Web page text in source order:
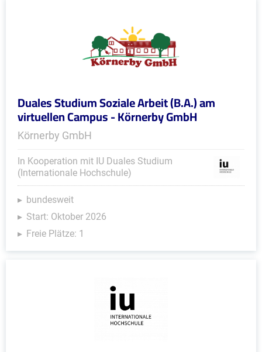
Duales Studium Soziale Arbeit (B.A.) am
virtuellen Campus - Körnerby GmbH
Körnerby GmbH
In Kooperation mit IU Duales Studium
(Internationale Hochschule)
bundesweit
Start: Oktober 2026
Freie Plätze: 1